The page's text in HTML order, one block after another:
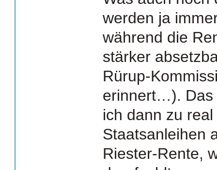
werden ja
während die
stärker
Rürup-
erinnert…). Das
ich dann zu
Staatsanleihen
Riester-Rente,